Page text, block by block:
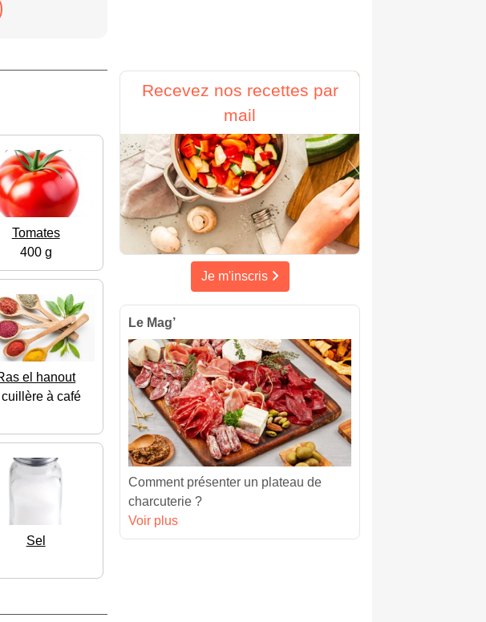
Tomates
400 g
el hanout
cuillère à café
Sel
Recevez nos recettes par
mail
Je m'inscris
Le Mag’
Comment présenter un plateau de
charcuterie ?
Voir plus